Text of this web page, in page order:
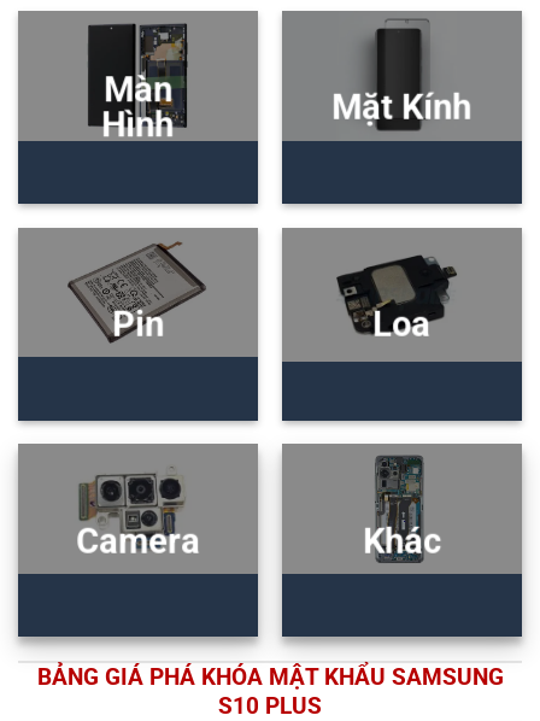
Màn
Hình
Mặt Kính
Pin Loa
Camera Khác
BẢNG GIÁ PHÁ KHÓA MẬT KHẨU SAMSUNG
S10 PLUS